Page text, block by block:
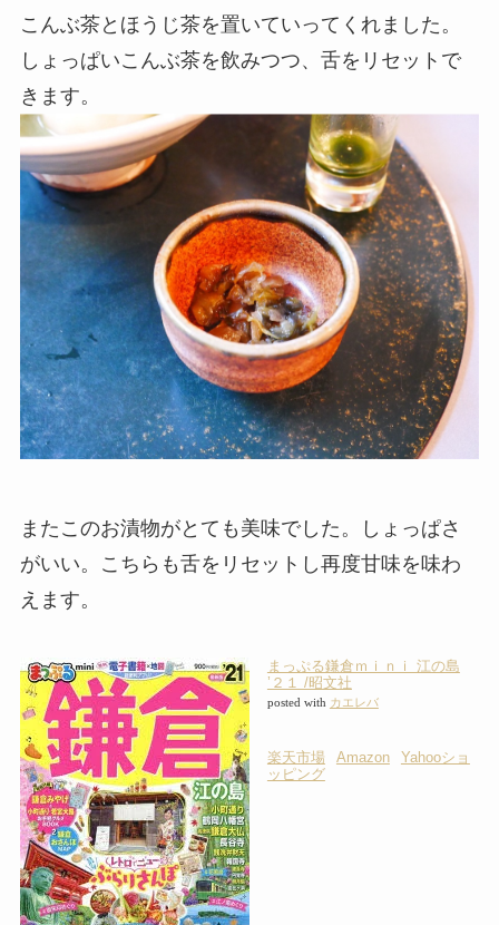
こんぶ茶とほうじ茶を置いていってくれました。
しょっぱいこんぶ茶を飲みつつ、舌をリセットで
きます。
またこのお漬物がとても美味でした。しょっぱさ
がいい。こちらも舌をリセットし再度甘味を味わ
えます。
まっぷる鎌倉ｍｉｎｉ 江の島
’２１ /昭文社
posted with カエレバ
楽天市場 Amazon
Yahooショ
ッピング